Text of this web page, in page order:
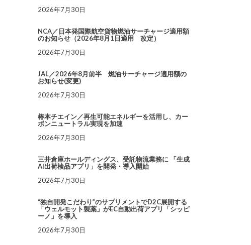
2026年7月30日
NCA／日本発国際航空貨物燃油サーチャージ適用額
のお知らせ（2026年8月1日適用 改定）
2026年7月30日
JAL／2026年8月前半 燃油サーチャージ適用額の
お知らせ(変更)
2026年7月30日
椿本チエイン／再生可能エネルギーを活用し、カー
ボンニュートラル実現を加速
2026年7月30日
三井倉庫ホールディングス、受託物流業務に 「生成
AI出荷検品アプリ」を開発・導入開始
2026年7月30日
“独自開発こだわり”のサプリメントでD2C展開する
「ウェルモット製薬」がEC自動出荷アプリ「シッピ
ーノ」を導入
2026年7月30日